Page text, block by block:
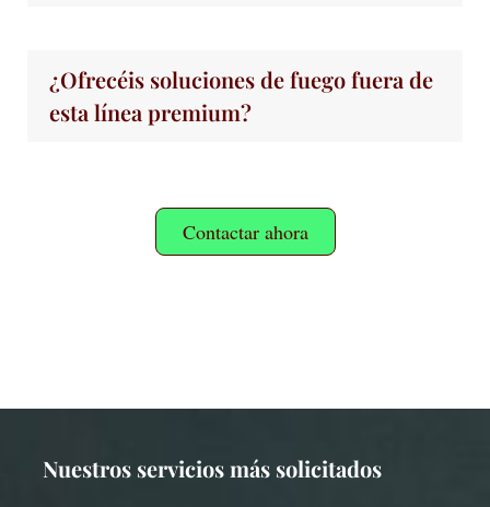
¿Ofrecéis soluciones de fuego fuera de
esta línea premium?
Contactar ahora
Nuestros servicios más solicitados